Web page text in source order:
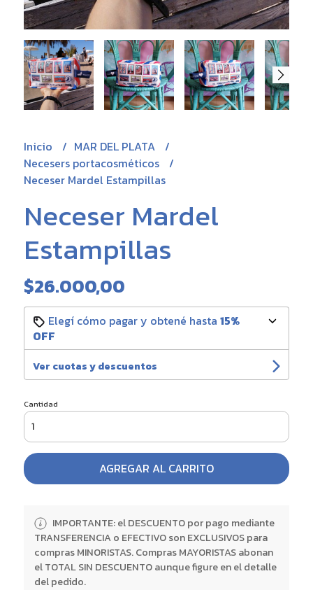
Inicio
MAR DEL PLATA
Necesers portacosméticos
Neceser Mardel Estampillas
Neceser Mardel
Estampillas
$26.000,00
Elegí cómo pagar y obtené hasta 15%
OFF
Ver cuotas y descuentos
Cantidad
AGREGAR AL CARRITO
IMPORTANTE: el DESCUENTO por pago mediante
TRANSFERENCIA o EFECTIVO son EXCLUSIVOS para
compras MINORISTAS. Compras MAYORISTAS abonan
el TOTAL SIN DESCUENTO aunque figure en el detalle
del pedido.